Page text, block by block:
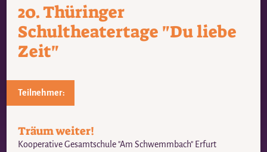
20. Thüringer
Schultheatertage "Du liebe
Zeit"
Teilnehmer:
Träum weiter!
Kooperative Gesamtschule "Am Schwemmbach" Erfurt